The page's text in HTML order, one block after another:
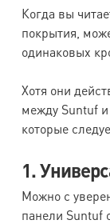
Когда вы
покрытия,
одинаковых
Хотя они
между Suntuf и
которые
1.
Можно с
панели Suntuf